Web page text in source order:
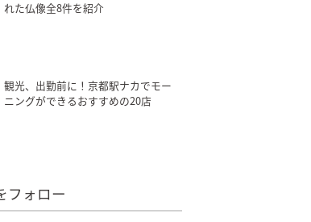
れた仏像全8件を紹介
観光、出勤前に！京都駅ナカでモー
ニングができるおすすめの20店
フォロー